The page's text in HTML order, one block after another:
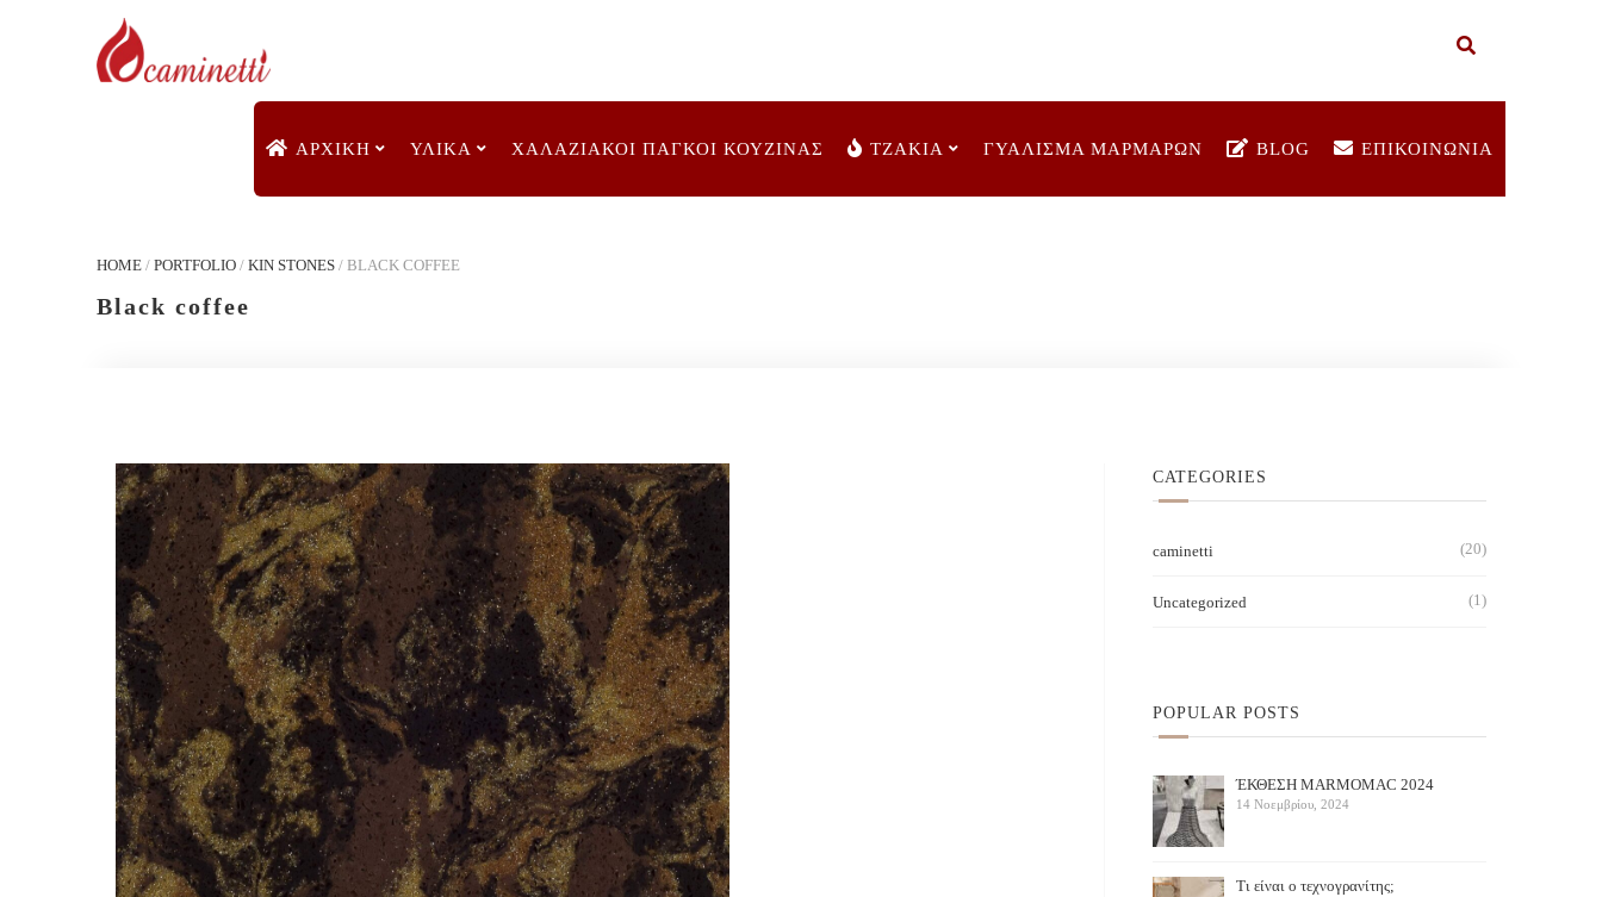
ΑΡΧΙΚΉ ΥΛΙΚΑ ΧΑΛΑΖΙΑΚΟΙ ΠΑΓΚΟΙ ΚΟΥΖΙΝΑΣ ΤΖΑΚΙΑ ΓΥΑΛΙΣΜΑ ΜΑΡΜΑΡΩΝ BLOG ΕΠΙΚΟΙΝΩΝΙΑ
HOME / PORTFOLIO / KIN STONES / BLACK COFFEE
Black coffee
CATEGORIES
caminetti (20)
Uncategorized (1)
POPULAR POSTS
ΈΚΘΕΣΗ ΜARMOMAC 2024
14 Νοεμβρίου, 2024
Τι είναι ο τεχνογρανίτης;